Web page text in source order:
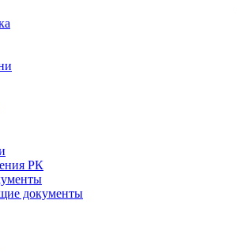
РК
документы